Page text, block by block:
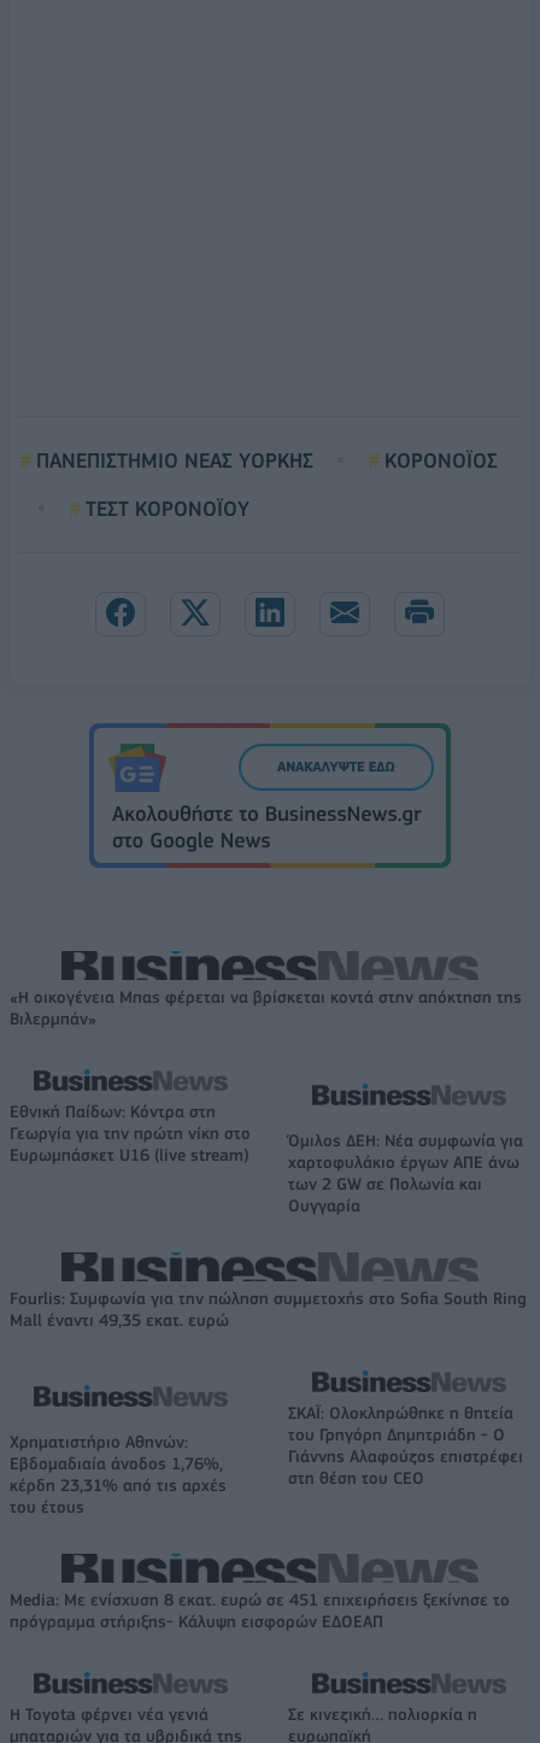
ΠΑΝΕΠΙΣΤΗΜΙΟ ΝΕΑΣ ΥΟΡΚΗΣ
ΚΟΡΟΝΟΪΟΣ
ΤΕΣΤ ΚΟΡΟΝΟΪΟΥ
«Η οικογένεια Μπας φέρεται να βρίσκεται κοντά στην απόκτηση της
Βιλερμπάν»
Εθνική Παίδων: Κόντρα στη
Γεωργία για την πρώτη νίκη στο
Ευρωμπάσκετ U16 (live stream)
Όμιλος ΔΕΗ: Νέα συμφωνία για
χαρτοφυλάκιο έργων ΑΠΕ άνω
των 2 GW σε Πολωνία και
Ουγγαρία
Fourlis: Συμφωνία για την πώληση συμμετοχής στο Sofia South Ring
Mall έναντι 49,35 εκατ. ευρώ
Χρηματιστήριο Αθηνών:
Εβδομαδιαία άνοδος 1,76%,
κέρδη 23,31% από τις αρχές
του έτους
ΣΚΑΪ: Ολοκληρώθηκε η θητεία
του Γρηγόρη Δημητριάδη - Ο
Γιάννης Αλαφούζος επιστρέφει
στη θέση του CEO
Media: Με ενίσχυση 8 εκατ. ευρώ σε 451 επιχειρήσεις ξεκίνησε το
πρόγραμμα στήριξης- Κάλυψη εισφορών ΕΔΟΕΑΠ
Η Toyota φέρνει νέα γενιά
μπαταριών για τα υβριδικά της
Σε κινεζική… πολιορκία η
ευρωπαϊκή